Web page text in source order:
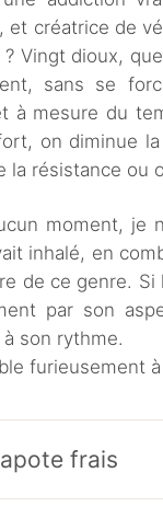
et créatrice de
Vingt dioux,
sans se
à mesure du
on diminue
la résistance ou
moment, je
inhalé, en
de ce genre.
par son
son rythme.
furieusement
frais